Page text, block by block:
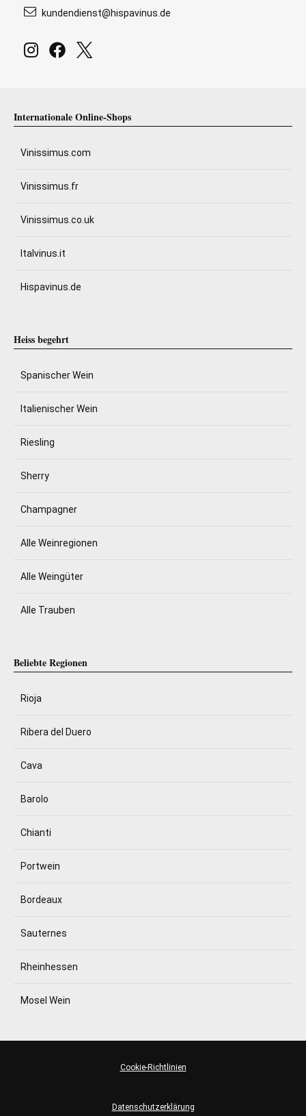
kundendienst@hispavinus.de
Internationale Online-Shops
Vinissimus.com
Vinissimus.fr
Vinissimus.co.uk
Italvinus.it
Hispavinus.de
Heiss begehrt
Spanischer Wein
Italienischer Wein
Riesling
Sherry
Champagner
Alle Weinregionen
Alle Weingüter
Alle Trauben
Beliebte Regionen
Rioja
Ribera del Duero
Cava
Barolo
Chianti
Portwein
Bordeaux
Sauternes
Rheinhessen
Mosel Wein
Datenschutzerklärung
Cookie-Richtlinien